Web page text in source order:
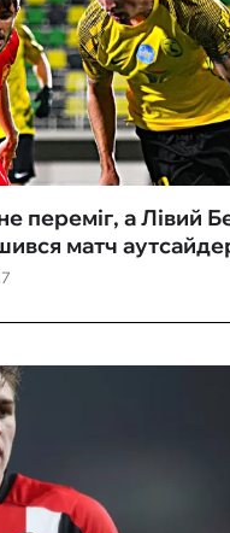
переміг, а Лівий
матч